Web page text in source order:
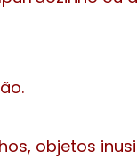
objetos